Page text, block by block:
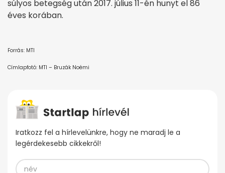
súlyos betegség után 2017. július 11-én hunyt el 86
éves korában.
Forrás: MTI
Címlapfotó: MTI – Bruzák Noémi
Iratkozz fel a hírlevelünkre, hogy ne maradj le a
legérdekesebb cikkekről!